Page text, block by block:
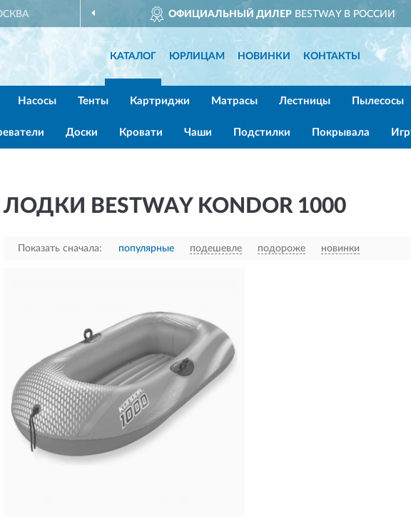
ОФИЦИАЛЬНЫЙ ДИЛЕРBESTWAY В РОССИИ
КАТАЛОГ ЮРЛИЦАМ НОВИНКИ КОНТАКТЫ
Насосы Тенты Картриджи Матрасы Лестницы Пылесосы
Доски Кровати Чаши Подстилки Покрывала
ЛОДКИ BESTWAY KONDOR 1000
Показать сначала: популярные подешевле подороже новинки